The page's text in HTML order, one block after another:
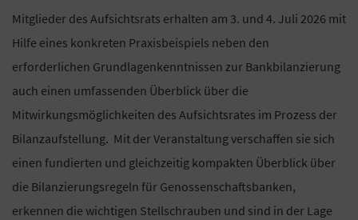
Mitglieder des Aufsichtsrats erhalten am 3. und 4. Juli 2026 mit
Hilfe eines konkreten Praxisbeispiels neben den
erforderlichen Grundlagenkenntnissen zur Bankbilanzierung
auch einen umfassenden Überblick über die
Mitwirkungsmöglichkeiten des Aufsichtsrates im Prozess der
Bilanzaufstellung. Mit der Veranstaltung verschaffen sie sich
einen fundierten und gleichzeitig kompakten Überblick über
die Bilanzierungsregeln für Genossenschaftsbanken,
erkennen die wichtigen Stellschrauben und sind in der Lage